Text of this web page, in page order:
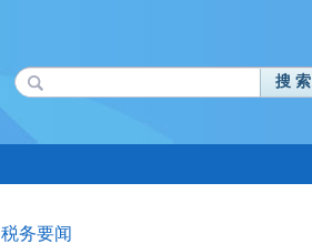
搜 索
税务要闻